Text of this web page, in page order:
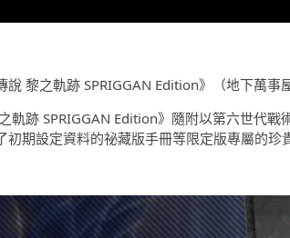
說 黎之軌跡 SPRIGGAN Edition》（地下萬事
軌跡 SPRIGGAN Edition》隨附以第六世代
初期設定資料的祕藏版手冊等限定版專屬的珍